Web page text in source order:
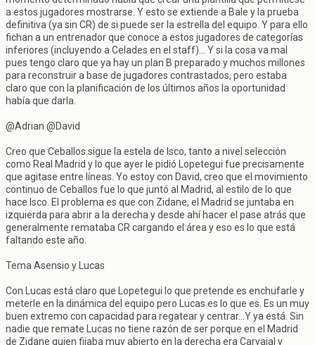
a estos jugadores mostrarse. Y esto se extiende a Bale y la prueba
definitiva (ya sin CR) de si puede ser la estrella del equipo. Y para ello
fichan a un entrenador que conoce a estos jugadores de categorías
inferiores (incluyendo a Celades en el staff)... Y si la cosa va mal
pues tengo claro que ya hay un plan B preparado y muchos millones
para reconstruir a base de jugadores contrastados, pero estaba
claro que con la planificación de los últimos años la oportunidad
había que darla.
@Adrian @David
Creo que Ceballos sigue la estela de Isco, tanto a nivel selección
como Real Madrid y lo que ayer le pidió Lopetegui fue precisamente
que agitase entre líneas. Yo estoy con David, creo que el movimiento
continuo de Ceballos fue lo que juntó al Madrid, al estilo de lo que
hace Isco. El problema es que con Zidane, el Madrid se juntaba en
izquierda para abrir a la derecha y desde ahí hacer el pase atrás que
generalmente remataba CR cargando el área y eso es lo que está
faltando este año.
Tema Asensio y Lucas
Con Lucas está claro que Lopetegui lo que pretende es enchufarle y
meterle en la dinámica del equipo pero Lucas es lo que es. Es un muy
buen extremo con capacidad para regatear y centrar...Y ya está. Sin
nadie que remate Lucas no tiene razón de ser porque en el Madrid
de Zidane quien fijaba muy abierto en la derecha era Carvajal y